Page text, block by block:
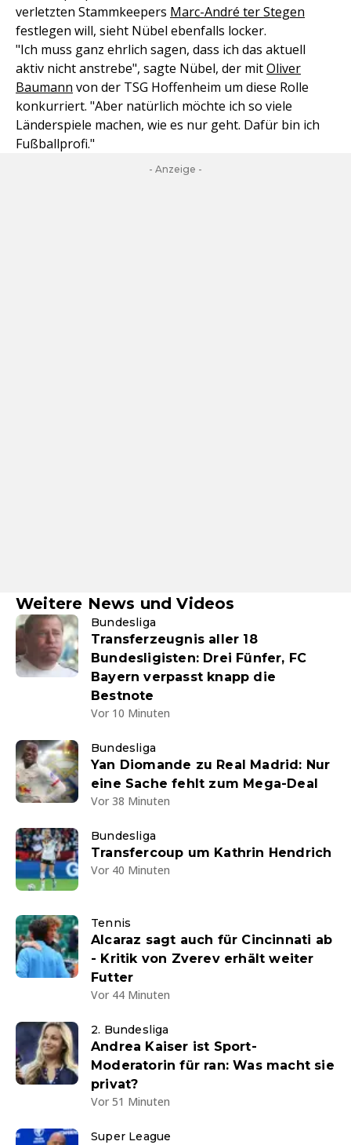
verletzten Stammkeepers Marc-André ter Stegen
festlegen will, sieht Nübel ebenfalls locker.
"Ich muss ganz ehrlich sagen, dass ich das aktuell
aktiv nicht anstrebe", sagte Nübel, der mitOliver
Baumann von der TSG Hoffenheim um diese Rolle
konkurriert. "Aber natürlich möchte ich so viele
Länderspiele machen, wie es nur geht. Dafür bin ich
Fußballprofi."
- Anzeige -
Weitere News und Videos
Bundesliga
Transferzeugnis aller 18
Bundesligisten: Drei Fünfer, FC
Bayern verpasst knapp die
Bestnote
Vor 10 Minuten
Bundesliga
Yan Diomande zu Real Madrid: Nur
eine Sache fehlt zum Mega-Deal
Vor 38 Minuten
Bundesliga
Transfercoup um Kathrin Hendrich
Vor 40 Minuten
Tennis
Alcaraz sagt auch für Cincinnati ab
- Kritik von Zverev erhält weiter
Futter
Vor 44 Minuten
2. Bundesliga
Andrea Kaiser ist Sport-
Moderatorin für ran: Was macht sie
privat?
Vor 51 Minuten
Super League